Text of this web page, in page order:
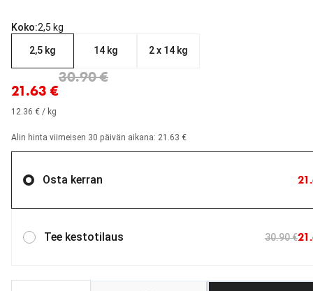
Koko:2,5 kg
2,5 kg 14 kg 2 x 14 kg
21.63 €
nykyinen hinta 21.63 €
30.90 €
alkuperäinen hinta 30.90 €
12.36 € / kg
Alin hinta viimeisen 30 päivän aikana: 21.63 €
Osta kerran
Tee kestotilaus 30.90 €